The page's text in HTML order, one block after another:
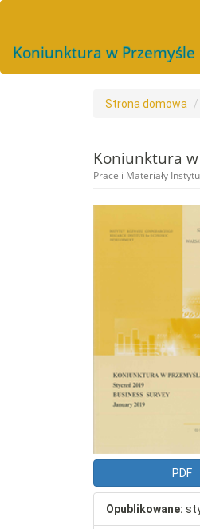
Koniunktura w Przemyśle
Strona domowa
Koniunktura
Prace i Materiały
PDF
Opublikowane: